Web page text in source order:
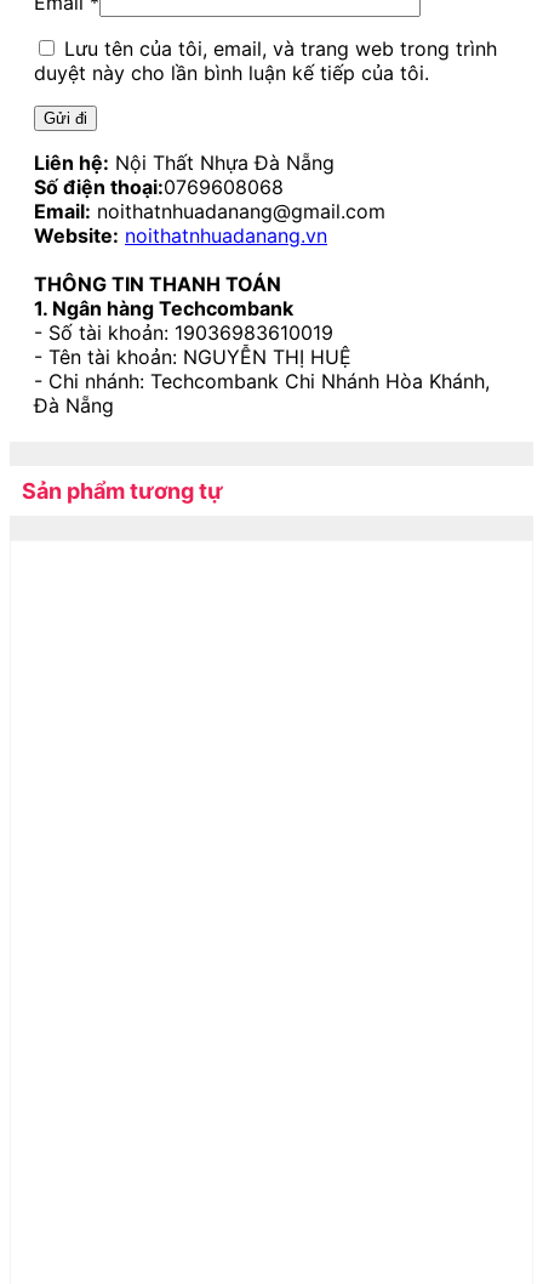
Lưu tên của tôi, email, và trang web trong trình
duyệt này cho lần bình luận kế tiếp của tôi.
Liên hệ: Nội Thất Nhựa Đà Nẵng
Số điện thoại:0769608068
Email: noithatnhuadanang@gmail.com
Website: noithatnhuadanang.vn
THÔNG TIN THANH TOÁN
1. Ngân hàng Techcombank
- Số tài khoản: 19036983610019
- Tên tài khoản: NGUYỄN THỊ HUỆ
- Chi nhánh: Techcombank Chi Nhánh Hòa Khánh,
Đà Nẵng
Sản phẩm tương tự